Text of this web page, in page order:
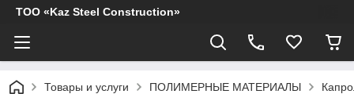
ТОО «Kaz Steel Construction»
Товары и услуги ПОЛИМЕРНЫЕ МАТЕРИАЛЫ